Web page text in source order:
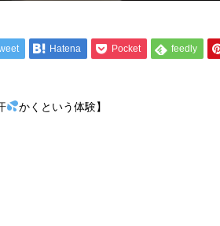
Hatena Pocket feedly
かくという体験】